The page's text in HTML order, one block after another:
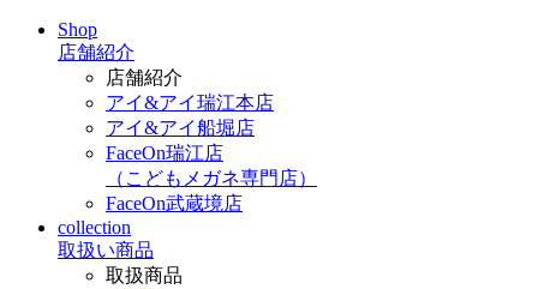
Shop
店舗紹介
店舗紹介
アイ&アイ瑞江本店
アイ&アイ船堀店
FaceOn瑞江店
（こどもメガネ専門店）
FaceOn武蔵境店
collection
取扱い商品
取扱商品